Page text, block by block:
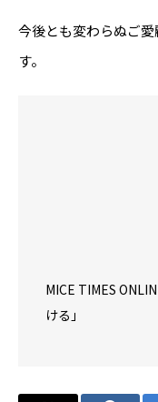
今後とも変わらぬご
す。
MICE TIMES
ける」